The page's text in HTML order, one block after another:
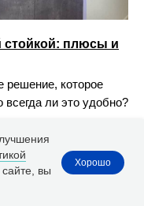
стойкой: плюсы и
решение, которое
ли это удобно?
вы
Хорошо